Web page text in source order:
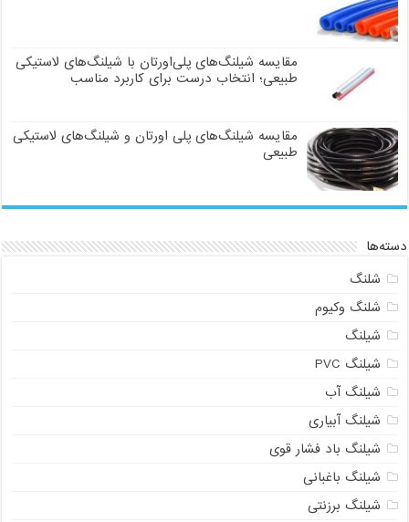
مقایسه شیلنگ‌های پلی‌اورتان با شیلنگ‌های لاستیکی
طبیعی؛ انتخاب درست برای کاربرد مناسب
مقایسه شیلنگ‌های پلی اورتان و شیلنگ‌های لاستیکی
طبیعی
دسته‌ها
شلنگ
شلنگ وکیوم
شیلنگ
شیلنگ PVC
شیلنگ آب
شیلنگ آبیاری
شیلنگ باد فشار قوی
شیلنگ باغبانی
شیلنگ برزنتی